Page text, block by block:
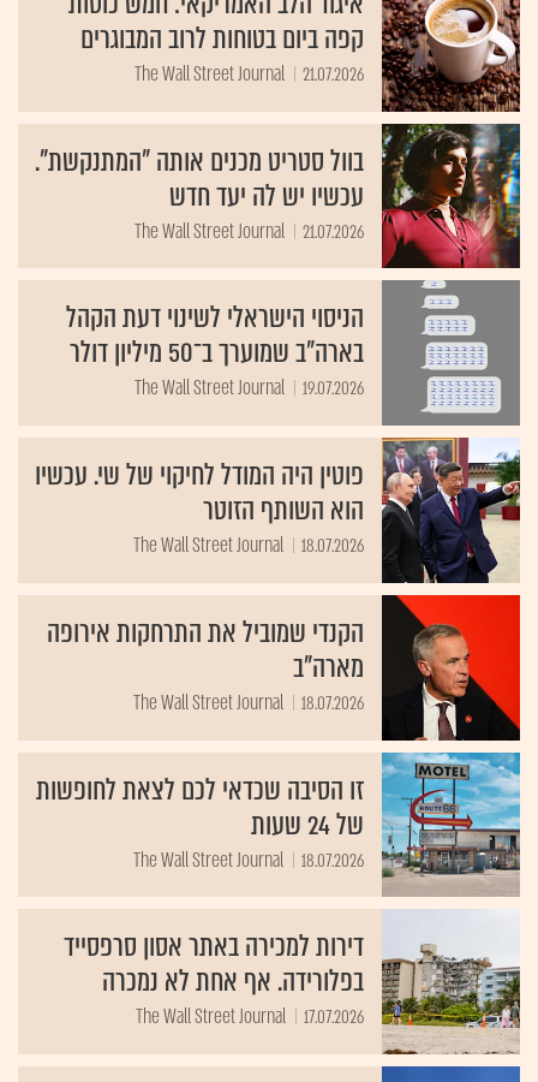
קפה ביום בטוחות לרוב המבוגרים
21.07.2026
The Wall Street Journal
בוול סטריט מכנים אותה "המתנקשת".
עכשיו יש לה יעד חדש
21.07.2026
The Wall Street Journal
הניסוי הישראלי לשינוי דעת הקהל
בארה"ב שמוערך ב־50 מיליון דולר
19.07.2026
The Wall Street Journal
פוטין היה המודל לחיקוי של שי. עכשיו
הוא השותף הזוטר
18.07.2026
The Wall Street Journal
הקנדי שמוביל את התרחקות אירופה
מארה"ב
18.07.2026
The Wall Street Journal
זו הסיבה שכדאי לכם לצאת לחופשות
של 24 שעות
18.07.2026
The Wall Street Journal
דירות למכירה באתר אסון סרפסייד
בפלורידה. אף אחת לא נמכרה
17.07.2026
The Wall Street Journal